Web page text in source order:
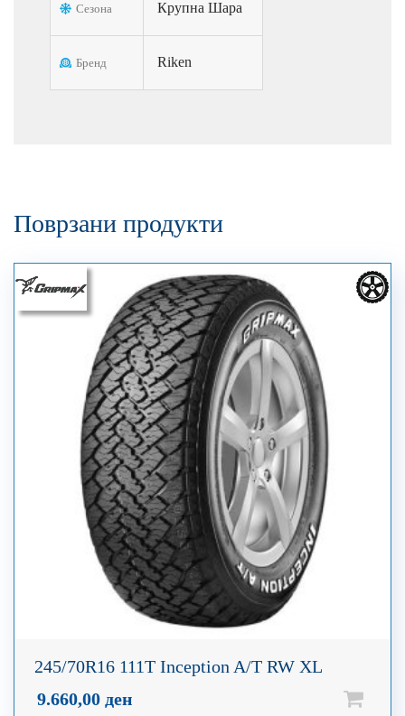
Сезона Крупна Шара
Бренд Riken
Поврзани продукти
245/70R16 111T Inception A/T RW XL
9.660,00 ден